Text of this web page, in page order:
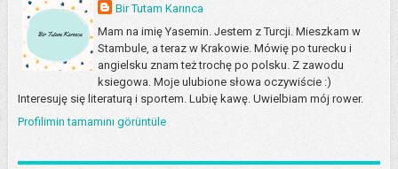
Bir Tutam Karınca
Mam na imię Yasemin. Jestem z Turcji. Mieszkam w
Stambule, a teraz w Krakowie. Mówię po turecku i
angielsku znam też trochę po polsku. Z zawodu
ksiegowa. Moje ulubione słowa oczywiście :)
Interesuję się literaturą i sportem. Lubię kawę. Uwielbiam mój rower.
Profilimin tamamını görüntüle